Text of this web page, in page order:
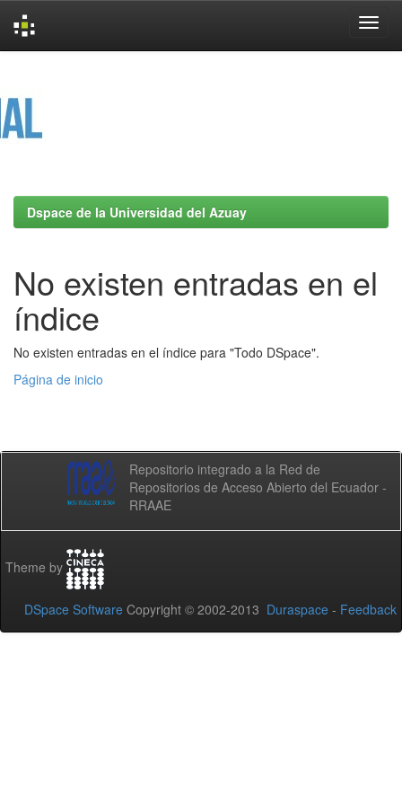
Dspace de la Universidad del Azuay
No existen entradas en el
índice
No existen entradas en el índice para "Todo DSpace".
Página de inicio
Repositorio integrado a la Red de
Repositorios de Acceso Abierto del Ecuador -
RRAAE
Theme by
DSpace Software Copyright © 2002-2013 Duraspace - Feedback